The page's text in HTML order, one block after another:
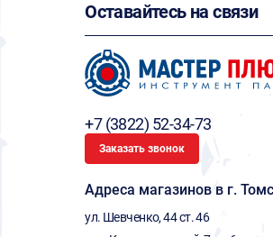
Оставайтесь на связи
+7 (3822) 52-34-73
Заказать звонок
Адреса магазинов в г.
ул. Шевченко, 44 ст. 46